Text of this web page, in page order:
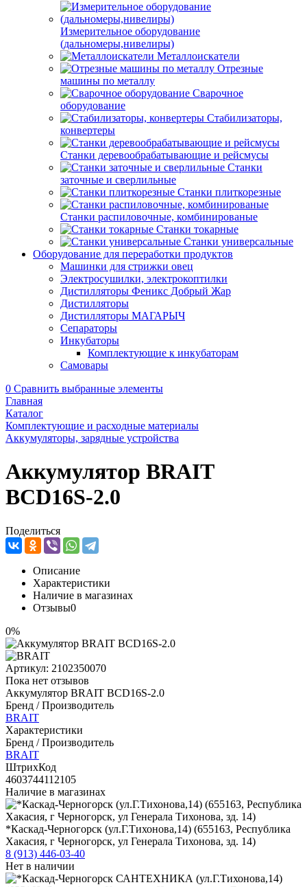
Измерительное оборудование
(дальномеры,нивелиры)
Металлоискатели
Отрезные
машины по металлу
Сварочное
оборудование
Стабилизаторы,
конвертеры
Станки деревообрабатывающие и рейсмусы
Станки
заточные и сверлильные
Станки плиткорезные
Станки распиловочные, комбинированые
Станки токарные
Станки универсальные
Оборудование для переработки продуктов
Машинки для стрижки овец
Электросушилки, электрокоптилки
Дистилляторы Феникс Добрый Жар
Дистилляторы
Дистилляторы МАГАРЫЧ
Сепараторы
Инкубаторы
Комплектующие к инкубаторам
Самовары
0 Сравнить выбранные элементы
Главная
Каталог
Комплектующие и расходные материалы
Аккумуляторы, зарядные устройства
Аккумулятор BRAIT
BCD16S-2.0
Поделиться
Описание
Характеристики
Наличие в магазинах
Отзывы0
0%
Артикул: 2102350070
Пока нет отзывов
Аккумулятор BRAIT BCD16S-2.0
Бренд / Производитель
BRAIT
Характеристики
Бренд / Производитель
BRAIT
ШтрихКод
4603744112105
Наличие в магазинах
*Каскад-Черногорск (ул.Г.Тихонова,14) (655163, Республика
Хакасия, г Черногорск, ул Генерала Тихонова, зд. 14)
8 (913) 446-03-40
Нет в наличии